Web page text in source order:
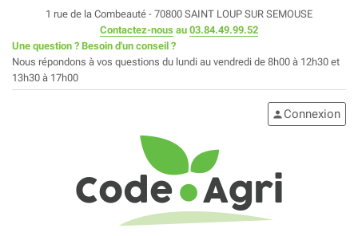
1 rue de la Combeauté - 70800 SAINT LOUP SUR SEMOUSE
Contactez-nous au 03.84.49.99.52
Une question ? Besoin d'un conseil ?
Nous répondons à vos questions du lundi au vendredi de 8h00 à 12h30 et
13h30 à 17h00
person Connexion